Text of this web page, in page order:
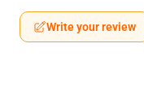
Write your review